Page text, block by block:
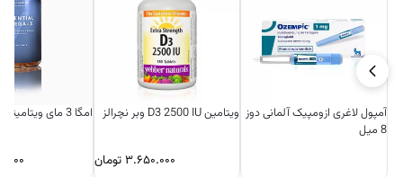
آمپول لاغری ازومپیک آلمانی دوز
8 میل
ویتامین D3 2500 IU وبر نچرالز
۳.۶۵۰.۰۰۰تومان
امگا 3 مای ویتامینز ۲۵۰ عددی